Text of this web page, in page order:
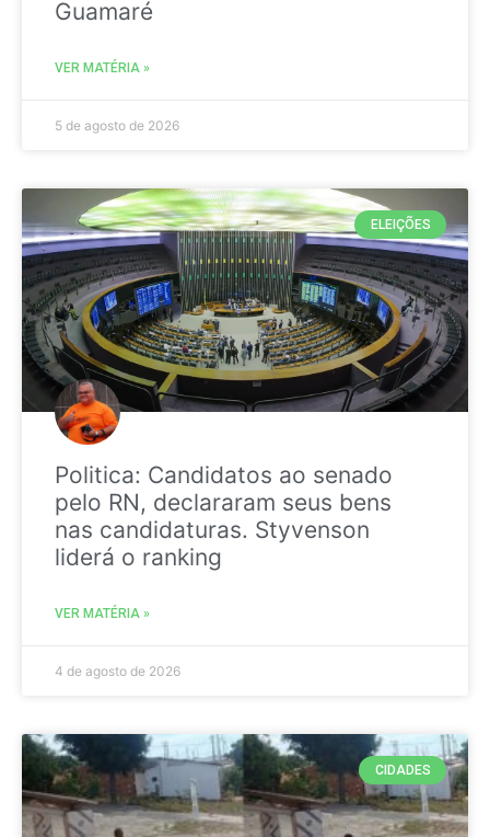
Guamaré
VER MATÉRIA »
5 de agosto de 2026
ELEIÇÕES
Politica: Candidatos ao senado
pelo RN, declararam seus bens
nas candidaturas. Styvenson
liderá o ranking
VER MATÉRIA »
4 de agosto de 2026
CIDADES